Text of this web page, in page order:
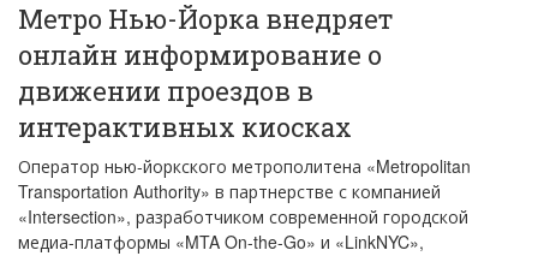
Метро Нью-Йорка внедряет
онлайн информирование о
движении проездов в
интерактивных киосках
Оператор нью-йоркского метрополитена «Metropolitan
Transportation Authority» в партнерстве с компанией
«Intersection», разработчиком современной городской
медиа-платформы «MTA On-the-Go» и «LinkNYC»,